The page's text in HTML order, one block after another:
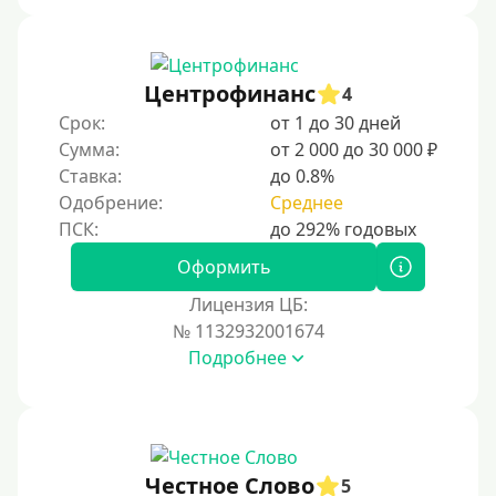
Не выходя из дома
Без посещения офиса
В офисе
В ломбарде
Роботы займов
Онлайн на карту в Telegram
Без списания денег с карты
Денежным переводом
На Яндекс Деньги
Центрофинанс
4
Срок:
от 1 до 30 дней
Сумма:
от 2 000 до 30 000 ₽
Ставка:
до 0.8%
Одобрение:
Среднее
Оформить
Лицензия ЦБ:
№ 1132932001674
Подробнее
Честное Слово
5